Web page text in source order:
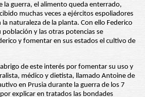
la guerra, el alimento queda enterrado,
muchas veces a ejércitos espoliadores
naturaleza de la planta. Con ello Federico
y las otras potencias se
y fomentar en sus estados el cultivo de
abrigo de este interés por fomentar su uso y
médico y dietista, llamado Antoine de
en Prusia durante la guerra de los 7
explicar en tratados las bondades